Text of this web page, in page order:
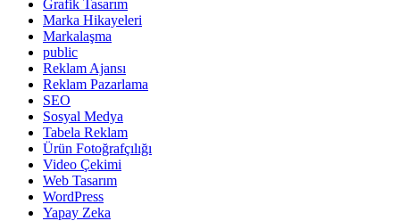
Grafik Tasarım
Marka Hikayeleri
Markalaşma
public
Reklam Ajansı
Reklam Pazarlama
SEO
Sosyal Medya
Tabela Reklam
Ürün Fotoğrafçılığı
Video Çekimi
Web Tasarım
WordPress
Yapay Zeka